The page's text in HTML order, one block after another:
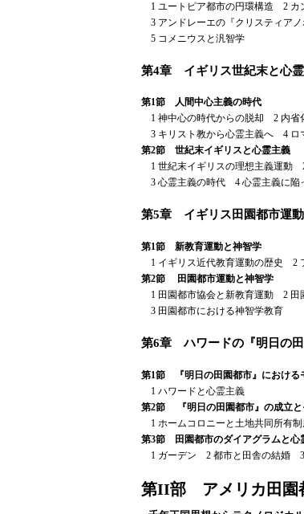
1 ユートピア都市の円環構造 2 カ
3 アンドレーエの『クリスティア
5 コメニウスと汎智学
第4章 イギリス世紀末と心
第1節 人間中心主義の時代
1 神中心の時代からの脱却 2 内省
3 キリスト教から心霊主義へ 4 ロ
第2節 世紀末イギリスと心霊主義
1 世紀末イギリスの理想主義運動
3 心霊主義の時代 4 心霊主義に陥
第5章 イギリス田園都市運
第1節 新教育運動と神智学
1 イギリス近代教育運動の歴史 2
第2節 田園都市運動と神智学
1 田園都市協会と新教育運動 2 田
3 田園都市における神智学教育
第6章 ハワードの『明日の
第1節 『明日の田園都市』における
1 ハワードと心霊主義
第2節 『明日の田園都市』の成立と
1 ホームコロニーと土地共同所有
第3節 田園都市のダイアグラムと心
1 ガーデン 2 都市と田舎の結婚
第II部 アメリカ田園